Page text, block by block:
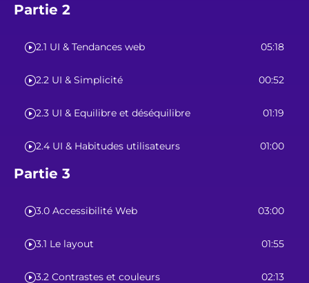
Partie 2
2.1 UI & Tendances web 05:18
2.2 UI & Simplicité 00:52
2.3 UI & Equilibre et déséquilibre 01:19
2.4 UI & Habitudes utilisateurs 01:00
Partie 3
3.0 Accessibilité Web 03:00
3.1 Le layout 01:55
3.2 Contrastes et couleurs 02:13